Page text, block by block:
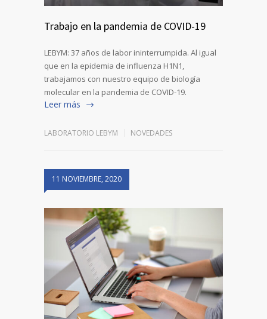
Trabajo en la pandemia de COVID-19
LEBYM: 37 años de labor ininterrumpida. Al igual
que en la epidemia de influenza H1N1,
trabajamos con nuestro equipo de biología
molecular en la pandemia de COVID-19.
Leer más
LABORATORIO LEBYM NOVEDADES
11 NOVIEMBRE, 2020